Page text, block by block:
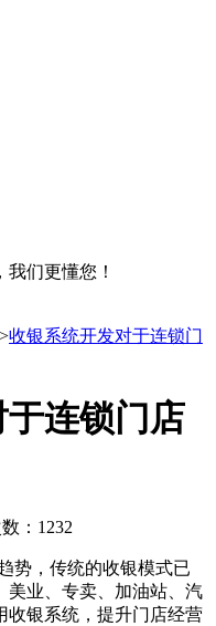
们更懂您！
>收银系统开发对于连锁门
连锁门店
：1232
，传统的收银模式已
美业、专卖、加油站、汽
收银系统，提升门店经营